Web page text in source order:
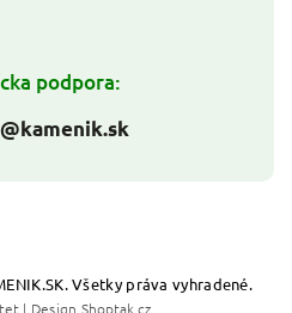
podpora:
. Všetky práva vyhradené.
| Design Shoptak.cz